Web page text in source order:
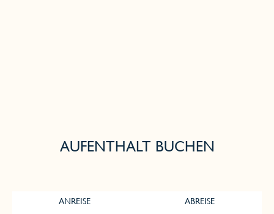
AUFENTHALT BUCHEN
ANREISE ABREISE